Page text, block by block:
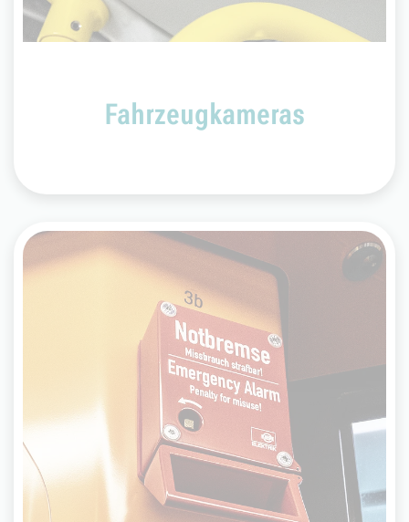
Fahrzeugkameras
Notbremse
Die Notbremse im Türbereich der Fahrzeuge
stoppt einen fahrenden Zug bzw. hindert einen